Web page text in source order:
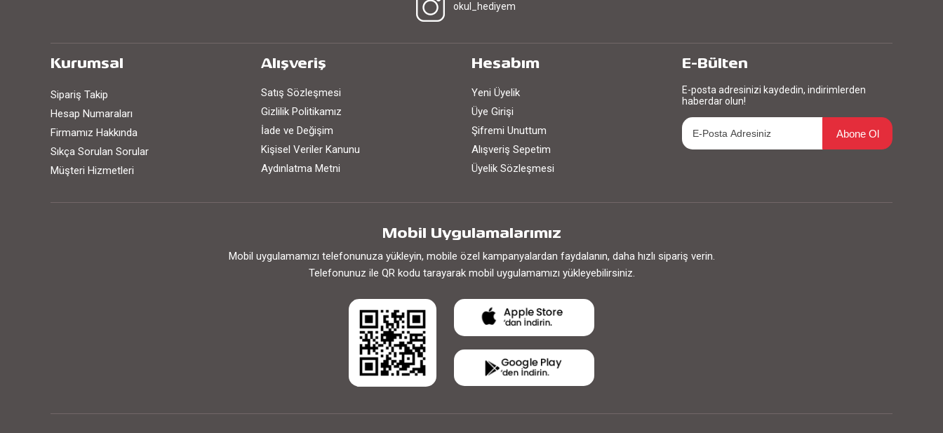
okul_hediyem
Kurumsal
Sipariş Takip
Hesap Numaraları
Firmamız Hakkında
Sıkça Sorulan Sorular
Müşteri Hizmetleri
Alışveriş
Satış Sözleşmesi
Gizlilik Politikamız
İade ve Değişim
Kişisel Veriler Kanunu
Aydınlatma Metni
Hesabım
Yeni Üyelik
Üye Girişi
Şifremi Unuttum
Alışveriş Sepetim
Üyelik Sözleşmesi
E-Bülten
E-posta adresinizi kaydedin, indirimlerden
haberdar olun!
Abone Ol
Mobil Uygulamalarımız
Mobil uygulamamızı telefonunuza yükleyin, mobile özel kampanyalardan faydalanın, daha hızlı sipariş verin.
Telefonunuz ile QR kodu tarayarak mobil uygulamamızı yükleyebilirsiniz.